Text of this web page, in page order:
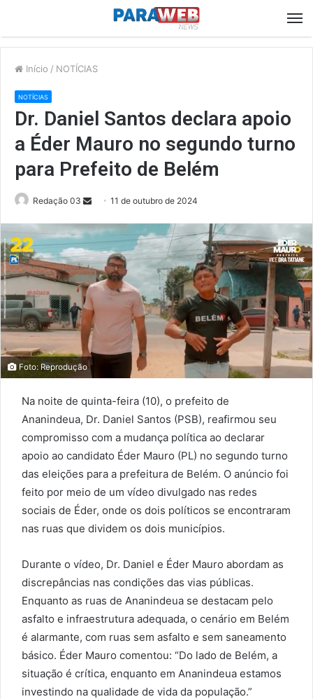
Início / NOTÍCIAS
NOTÍCIAS
Dr. Daniel Santos declara apoio
a Éder Mauro no segundo turno
para Prefeito de Belém
Redação 03
Send
email
11 de outubro de 2024
Foto: Reprodução
Na noite de quinta-feira (10), o prefeito de
Ananindeua, Dr. Daniel Santos (PSB), reafirmou seu
compromisso com a mudança política ao declarar
apoio ao candidato Éder Mauro (PL) no segundo turno
das eleições para a prefeitura de Belém. O anúncio foi
feito por meio de um vídeo divulgado nas redes
sociais de Éder, onde os dois políticos se encontraram
nas ruas que dividem os dois municípios.
Durante o vídeo, Dr. Daniel e Éder Mauro abordam as
discrepâncias nas condições das vias públicas.
Enquanto as ruas de Ananindeua se destacam pelo
asfalto e infraestrutura adequada, o cenário em Belém
é alarmante, com ruas sem asfalto e sem saneamento
básico. Éder Mauro comentou: “Do lado de Belém, a
situação é crítica, enquanto em Ananindeua estamos
investindo na qualidade de vida da população.”